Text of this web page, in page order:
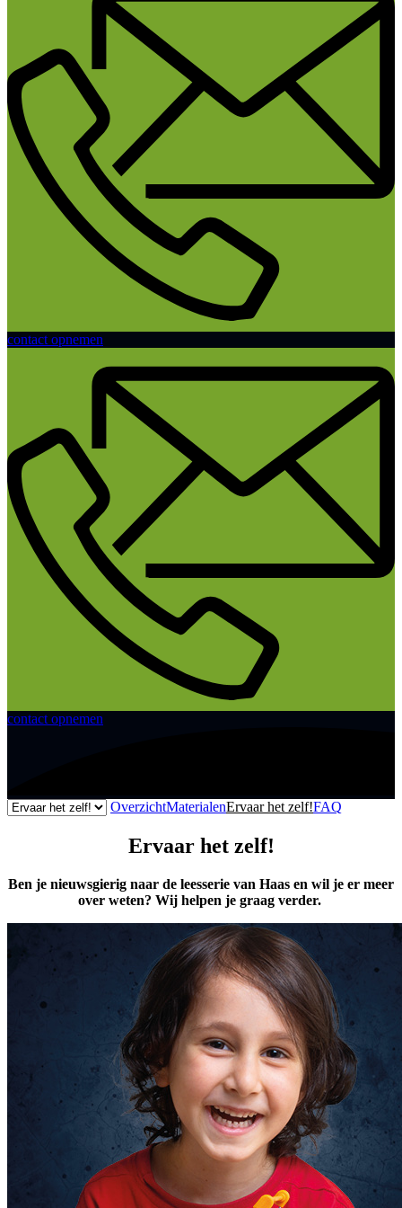
contact opnemen
contact opnemen
OverzichtMaterialenErvaar het zelf!FAQ
Ervaar het zelf!
Ben je nieuwsgierig naar de leesserie van Haas en wil je er meer
over weten? Wij helpen je graag verder.